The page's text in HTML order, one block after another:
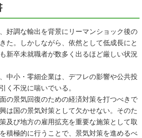
好調な輸出を背景にリーマンショック後の
た。しかしながら、依然として低成長にと
新卒未就職者が数多く出るほど厳しい状況
中小・零細企業は、デフレの影響や公共投
く不況に喘いでいる。
の景気回復のための経済対策を打つべきで
は国の景気対策として欠かせない。そのた
及び地方の雇用拡充を重要な施策として取
積極的に行うことで、景気対策を進めるべ